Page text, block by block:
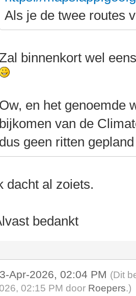
Als je de twee routes
binnenkort wel
Ow, en het genoemde
bijkomen van de
dus geen ritten
dacht al zoiets.
bedankt
Apr-2026, 02:04 PM (Dit
02:15 PM door Roepers.)